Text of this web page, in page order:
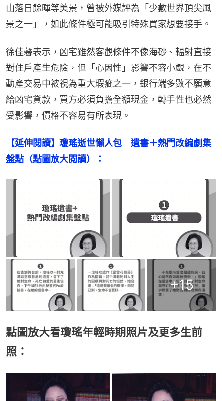
山落日餘暉等美景，曾被外媒評為「少數世界頂尖風
景之一」，如此條件極可能吸引特殊買家想要接手。
徐佳馨表示，凶宅雖然客觀條件不像海砂、輻射直接
對住戶產生危險，但「心因性」影響不容小覷，在不
動產交易中被視為重大瑕疵之一，銀行端多數不願意
給凶宅貸款，買方必須負擔全額現金，轉手性也必然
受影響，價格不容易有所表現。
【延伸閱讀】瓊瑤逝世懶人包　遺書＋熱門改編劇集
盤點（點圖放大閱讀）：
+15
點圖放大看瓊瑤年輕時期照片及更多生前
照：